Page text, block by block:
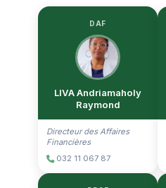
DAF
LIVA Andriamaholy
Raymond
Directeur des Affaires
Financières
032 11 067 87